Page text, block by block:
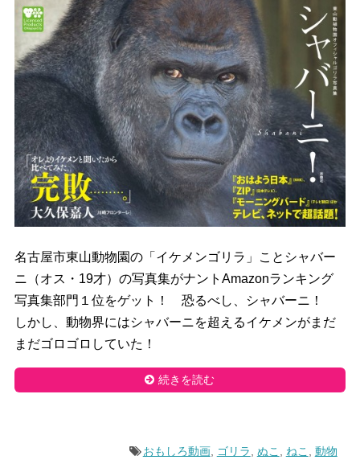
名古屋市東山動物園の「イケメンゴリラ」ことシャバー
ニ（オス・19才）の写真集がナントAmazonランキング
写真集部門１位をゲット！ 恐るべし、シャバーニ！
しかし、動物界にはシャバーニを超えるイケメンがまだ
まだゴロゴロしていた！
続きを読む
おもしろ動画, ゴリラ ぬこ ねこ 動物